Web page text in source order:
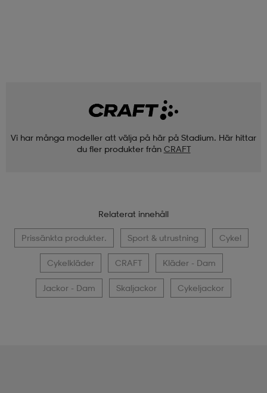
Vi har många modeller att välja på här på Stadium. Här hittar
du fler produkter från CRAFT
Relaterat innehåll
Prissänkta produkter. Sport & utrustning Cykel
Cykelkläder CRAFT Kläder - Dam
Jackor - Dam Skaljackor Cykeljackor